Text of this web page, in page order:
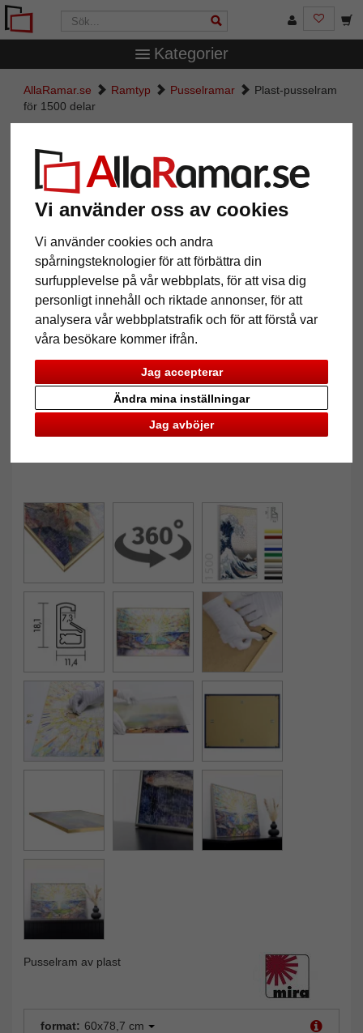
Vi använder oss av cookies
Vi använder cookies och andra
spårningsteknologier för att förbättra din
surfupplevelse på vår webbplats, för att visa dig
personligt innehåll och riktade annonser, för att
analysera vår webbplatstrafik och för att förstå var
våra besökare kommer ifrån.
Jag accepterar
Jag avböjer
Ändra mina inställningar
Kategorier
AllaRamar.se Ramtyp Pusselramar
Plast-pusselram
för 1500 delar
Plast-pusselram för 1500 delar
Tillbaka
Pusselram av plast
format: 60x78,7 cm